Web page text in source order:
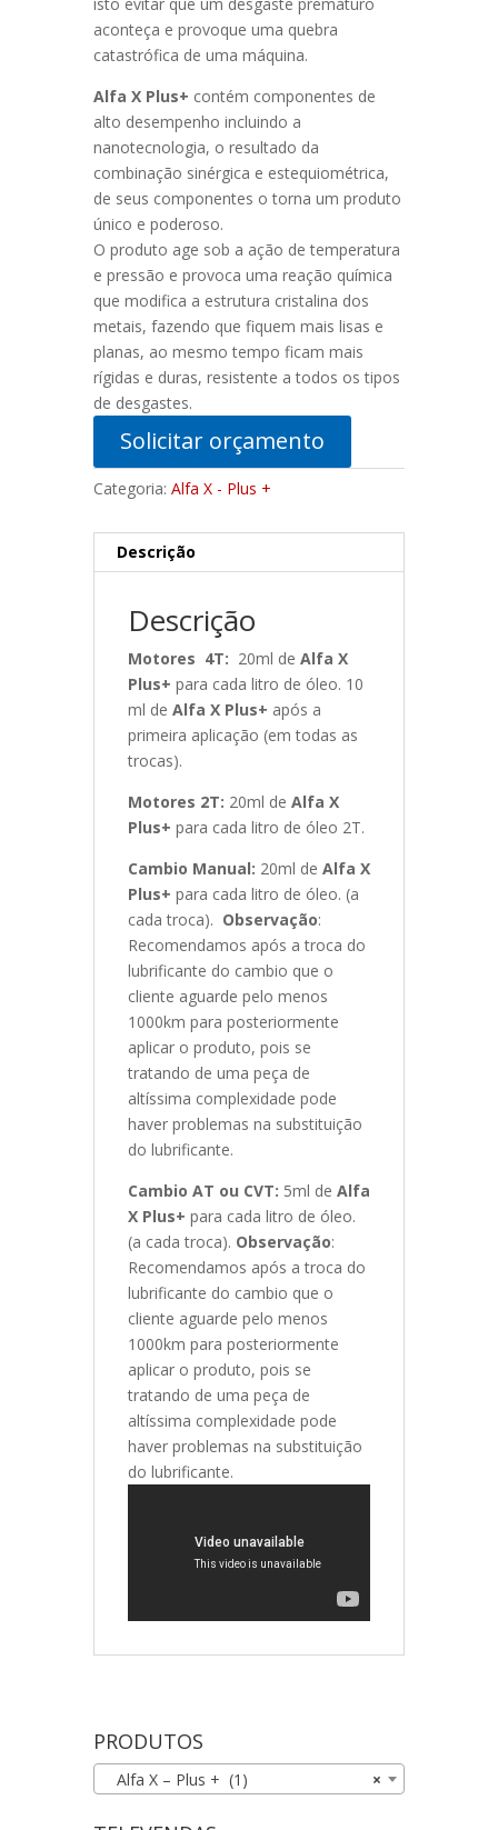
isto evitar que um desgaste prematuro
aconteça e provoque uma quebra
catastrófica de uma máquina.
Alfa X Plus+ contém componentes de
alto desempenho incluindo a
nanotecnologia, o resultado da
combinação sinérgica e estequiométrica,
de seus componentes o torna um produto
único e poderoso.
O produto age sob a ação de temperatura
e pressão e provoca uma reação química
que modifica a estrutura cristalina dos
metais, fazendo que fiquem mais lisas e
planas, ao mesmo tempo ficam mais
rígidas e duras, resistente a todos os tipos
de desgastes.
Solicitar orçamento
Categoria: Alfa X - Plus +
Descrição
Descrição
Motores 4T: 20ml de Alfa X
Plus+ para cada litro de óleo. 10
ml de Alfa X Plus+ após a
primeira aplicação (em todas as
trocas).
Motores 2T: 20ml de Alfa X
Plus+ para cada litro de óleo 2T.
Cambio Manual: 20ml de Alfa X
Plus+ para cada litro de óleo. (a
cada troca). Observação:
Recomendamos após a troca do
lubrificante do cambio que o
cliente aguarde pelo menos
1000km para posteriormente
aplicar o produto, pois se
tratando de uma peça de
altíssima complexidade pode
haver problemas na substituição
do lubrificante.
Cambio AT ou CVT: 5ml de Alfa
X Plus+ para cada litro de óleo.
(a cada troca). Observação:
Recomendamos após a troca do
lubrificante do cambio que o
cliente aguarde pelo menos
1000km para posteriormente
aplicar o produto, pois se
tratando de uma peça de
altíssima complexidade pode
haver problemas na substituição
do lubrificante.
PRODUTOS
×
Alfa X – Plus + (1)